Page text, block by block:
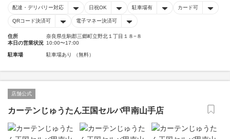
配達・デリバリー対応 日祝OK 駐車場有 カード可
QRコード決済可 電子マネー決済可
住所
奈良県生駒郡三郷町立野北１丁目１８−８
本日の営業状況 10:00〜17:00
駐車場 駐車場あり （無料）
店舗公式
カーテンじゅうたん王国セルバ甲南山手店